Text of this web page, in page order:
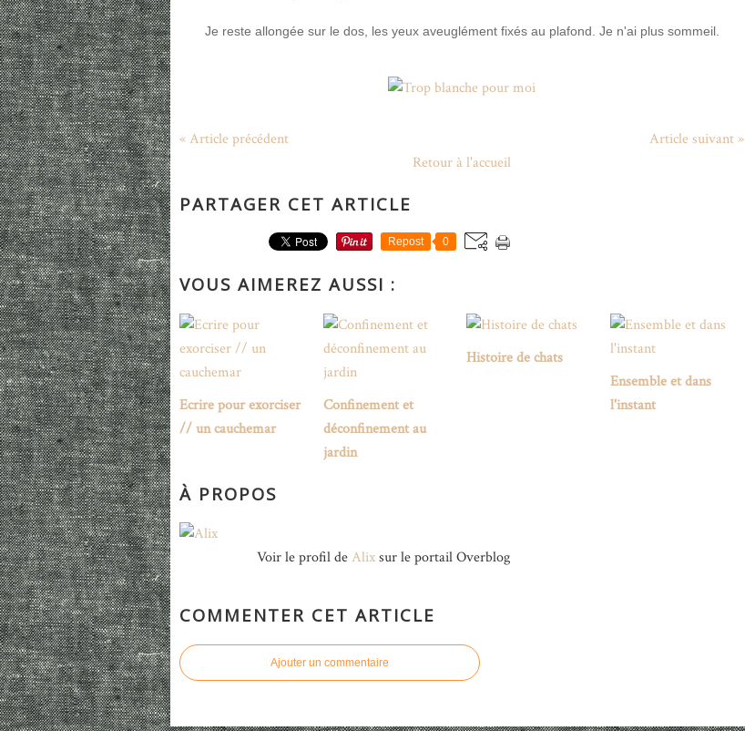
Je reste allongée sur le dos, les yeux aveuglément fixés au plafond. Je n'ai plus sommeil.
« Article précédent
Article suivant »
Retour à l'accueil
PARTAGER CET ARTICLE
Repost 0
VOUS AIMEREZ AUSSI :
Ecrire pour exorciser
// un cauchemar
Confinement et
déconfinement au
jardin
Histoire de chats
Ensemble et dans
l'instant
À PROPOS
Voir le profil deAlixsur le portail Overblog
COMMENTER CET ARTICLE
Ajouter un commentaire